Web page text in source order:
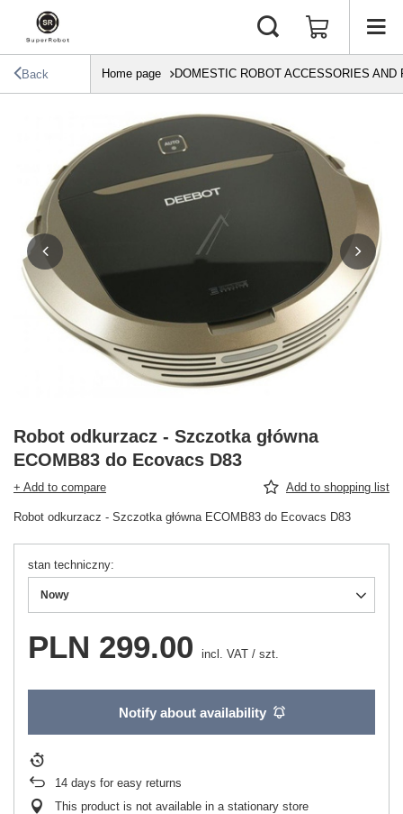
Back Home page DOMESTIC ROBOT ACCESSORIES AND
Robot odkurzacz - Szczotka główna
ECOMB83 do Ecovacs D83
+ Add to compare Add to shopping list
Robot odkurzacz - Szczotka główna ECOMB83 do Ecovacs D83
stan techniczny
Nowy
PLN 299.00 incl. VAT / szt.
Notify about availability
14 days for easy returns
This product is not available in a stationary store